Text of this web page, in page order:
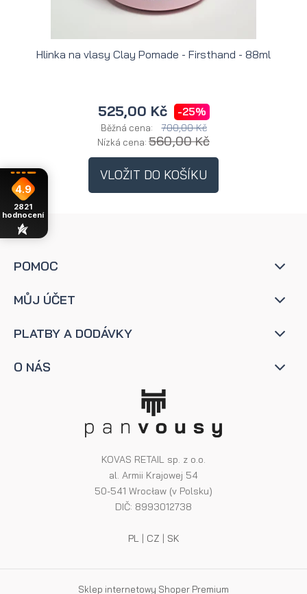
Hlinka na vlasy Clay Pomade - Firsthand - 88ml
525,00 Kč -25%
Běžná cena: 700,00 Kč
Nízká cena: 560,00 Kč
VLOŽIT DO KOŠÍKU
POMOC
MŮJ ÚČET
PLATBY A DODÁVKY
O NÁS
KOVAS RETAIL sp. z o.o.
al. Armii Krajowej 54
50-541 Wrocław (v Polsku)
DIČ: 8993012738
PL| CZ | SK
4.9
2821
hodnocení
Sklep internetowy Shoper Premium